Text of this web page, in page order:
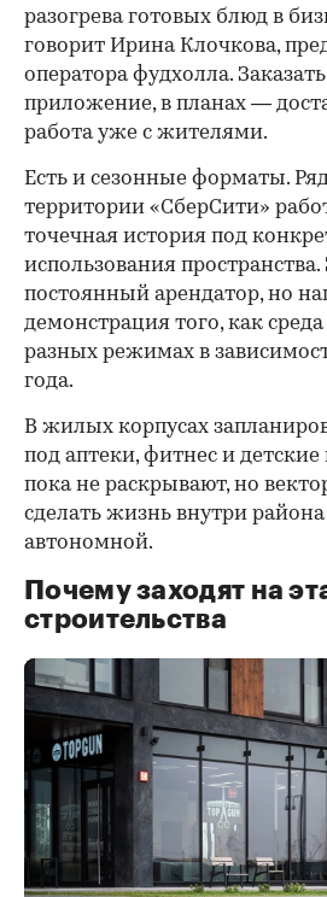
разогрева готовых блюд в
говорит Ирина Клочкова,
оператора фудхолла.
приложение, в планах —
работа уже с жителями.
Есть и сезонные форматы.
территории «СберСити»
точечная история под
использования пространства.
постоянный арендатор, но
демонстрация того, как
разных режимах в
года.
В жилых корпусах
под аптеки, фитнес и
пока не раскрывают, но
сделать жизнь внутри
автономной.
Почему заходят на
строительства